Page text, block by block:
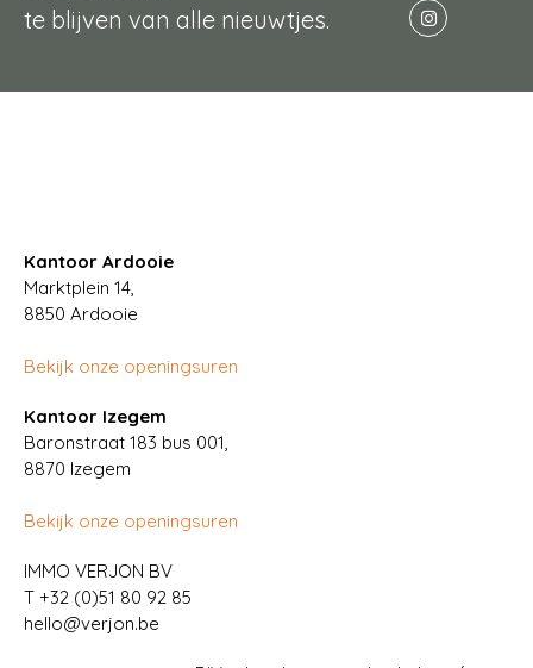
te blijven van alle nieuwtjes.
Kantoor Ardooie
Marktplein 14,
8850 Ardooie
Bekijk onze openingsuren
Kantoor Izegem
Baronstraat 183 bus 001,
8870 Izegem
Bekijk onze openingsuren
IMMO VERJON BV
T +32 (0)51 80 92 85
hello@verjon.be